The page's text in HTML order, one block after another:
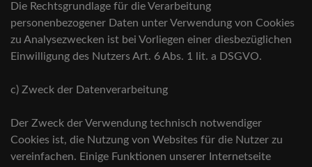
Die Rechtsgrundlage für die Verarbeitung
personenbezogener Daten unter Verwendung von Cookies
zu Analysezwecken ist bei Vorliegen einer diesbezüglichen
Einwilligung des Nutzers Art. 6 Abs. 1 lit. a DSGVO.
c) Zweck der Datenverarbeitung
Der Zweck der Verwendung technisch notwendiger
Cookies ist, die Nutzung von Websites für die Nutzer zu
vereinfachen. Einige Funktionen unserer Internetseite